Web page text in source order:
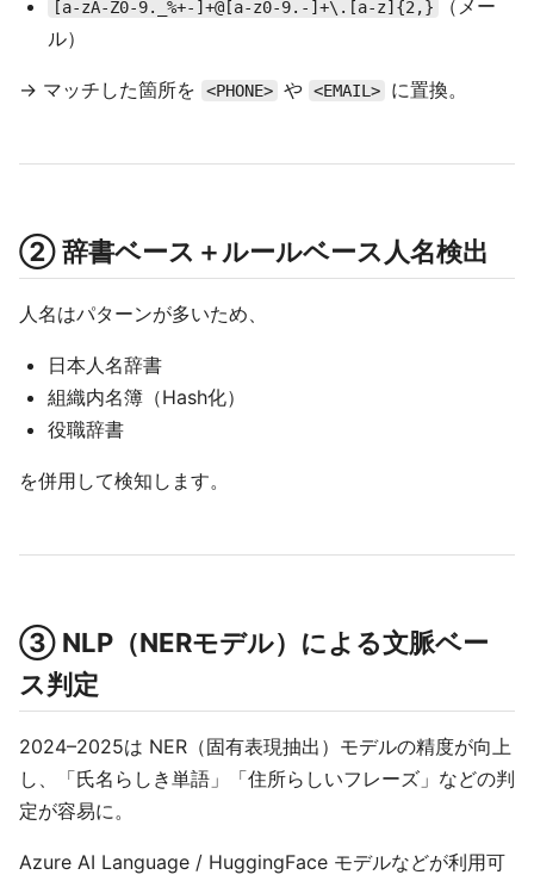
[a-zA-Z0-9._%+-]+@[a-z0-9.-]+\.[a-z]{2,}
（メー
ル）
→ マッチした箇所を <PHONE> や <EMAIL> に置換。
② 辞書ベース＋ルールベース人名検出
人名はパターンが多いため、
日本人名辞書
組織内名簿（Hash化）
役職辞書
を併用して検知します。
③ NLP（NERモデル）による文脈ベー
ス判定
2024–2025は NER（固有表現抽出）モデルの精度が向上
し、「氏名らしき単語」「住所らしいフレーズ」などの判
定が容易に。
Azure AI Language / HuggingFace モデルなどが利用可